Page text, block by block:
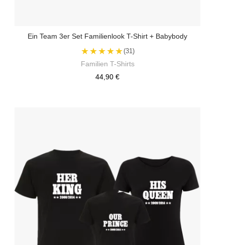
Ein Team 3er Set Familienlook T-Shirt + Babybody
★★★★★(31)
Familien T-Shirts
44,90 €